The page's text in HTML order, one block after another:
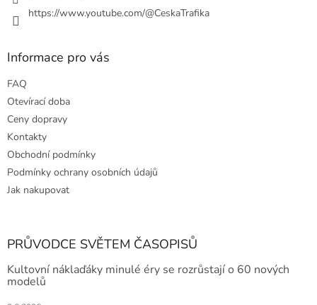
s
https://www.youtube.com/@CeskaTrafika
Informace pro vás
FAQ
Otevírací doba
Ceny dopravy
Kontakty
Obchodní podmínky
Podmínky ochrany osobních údajů
Jak nakupovat
PRŮVODCE SVĚTEM ČASOPISŮ
Kultovní náklaďáky minulé éry se rozrůstají o 60 nových
modelů